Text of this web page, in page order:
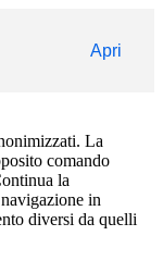
Apri
La
comando
la
in
diversi da quelli